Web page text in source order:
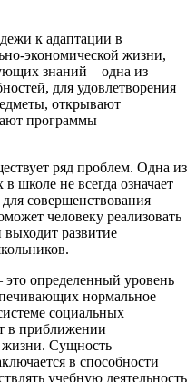
к адаптации в
экономической жизни,
знаний – одна из
для удовлетворения
открывают
программы
ряд проблем. Одна из
школе не всегда означает
совершенствования
человеку реализовать
развитие
определенный уровень
нормальное
социальных
в приближении
жизни. Сущность
в способности
учебную деятельность